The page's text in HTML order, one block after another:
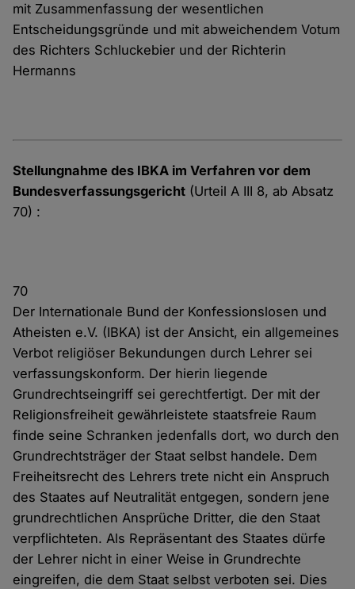
mit Zusammenfassung der wesentlichen
Entscheidungsgründe und mit abweichendem Votum
des Richters Schluckebier und der Richterin
Hermanns
Stellungnahme des IBKA im Verfahren vor dem
Bundesverfassungsgericht (Urteil A III 8, ab Absatz
70) :
70
Der Internationale Bund der Konfessionslosen und
Atheisten e.V. (IBKA) ist der Ansicht, ein allgemeines
Verbot religiöser Bekundungen durch Lehrer sei
verfassungskonform. Der hierin liegende
Grundrechtseingriff sei gerechtfertigt. Der mit der
Religionsfreiheit gewährleistete staatsfreie Raum
finde seine Schranken jedenfalls dort, wo durch den
Grundrechtsträger der Staat selbst handele. Dem
Freiheitsrecht des Lehrers trete nicht ein Anspruch
des Staates auf Neutralität entgegen, sondern jene
grundrechtlichen Ansprüche Dritter, die den Staat
verpflichteten. Als Repräsentant des Staates dürfe
der Lehrer nicht in einer Weise in Grundrechte
eingreifen, die dem Staat selbst verboten sei. Dies